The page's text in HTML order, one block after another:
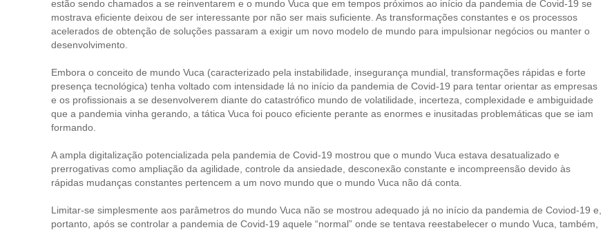
estão sendo chamados a se reinventarem e o mundo Vuca que em tempos próximos ao início da pandemia de Covid-19 se
mostrava eficiente deixou de ser interessante por não ser mais suficiente. As transformações constantes e os processos
acelerados de obtenção de soluções passaram a exigir um novo modelo de mundo para impulsionar negócios ou manter o
desenvolvimento.
Embora o conceito de mundo Vuca (caracterizado pela instabilidade, insegurança mundial, transformações rápidas e forte
presença tecnológica) tenha voltado com intensidade lá no início da pandemia de Covid-19 para tentar orientar as empresas
e os profissionais a se desenvolverem diante do catastrófico mundo de volatilidade, incerteza, complexidade e ambiguidade
que a pandemia vinha gerando, a tática Vuca foi pouco eficiente perante as enormes e inusitadas problemáticas que se iam
formando.
A ampla digitalização potencializada pela pandemia de Covid-19 mostrou que o mundo Vuca estava desatualizado e
prerrogativas como ampliação da agilidade, controle da ansiedade, desconexão constante e incompreensão devido às
rápidas mudanças constantes pertencem a um novo mundo que o mundo Vuca não dá conta.
Limitar-se simplesmente aos parâmetros do mundo Vuca não se mostrou adequado já no início da pandemia de Coviod-19 e,
portanto, após se controlar a pandemia de Covid-19 aquele “normal” onde se tentava reestabelecer o mundo Vuca, também,